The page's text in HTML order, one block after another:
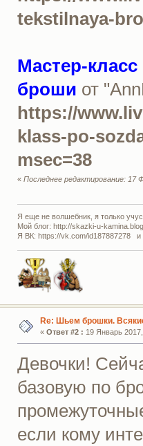
tekstilnaya-
Мастер-
броши от
https://
klass-po-
msec=38
«Последнее редактирование: 17
Я еще не волшебник, я только
Мой блог: http://skazki-u-
Я ВК: https://vk.com/id187887278 и
Re: Шьем брошки.
« Ответ #2 : 19 Январь
Девочки!
базовую по
если кому